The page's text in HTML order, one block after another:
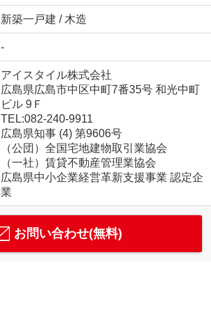
新築一戸建 / 木造
-
アイスタイル株式会社
広島県広島市中区中町7番35号 和光中町
ビル 9Ｆ
TEL:082-240-9911
広島県知事 (4) 第9606号
（公団）全国宅地建物取引業協会
（一社）賃貸不動産管理業協会
広島県中小企業経営革新支援事業 認定企
業
お問い合わせ(無料)